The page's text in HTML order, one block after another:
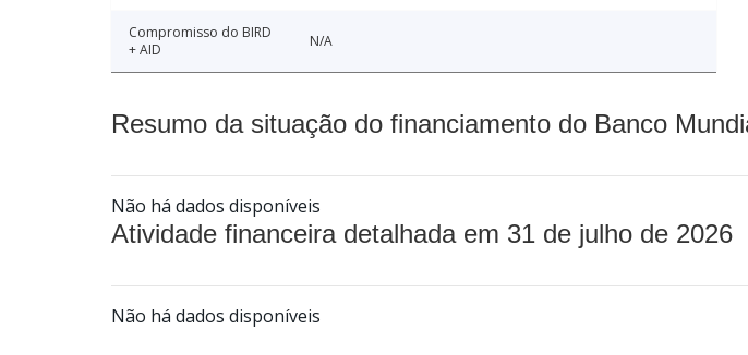
Compromisso do BIRD
+ AID
N/A
Resumo da situação do financiamento do Banco
Não há dados disponíveis
Atividade financeira detalhada em 31 de julho de 2026
Não há dados disponíveis